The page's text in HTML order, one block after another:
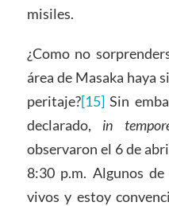
misiles.
¿Como no
área de Masaka haya
peritaje?[15]Sin
declarado, in
observaron el 6 de
8:30 p.m. Algunos
vivos y estoy